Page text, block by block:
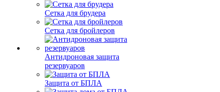
Сетка для брудера
Сетка для бройлеров
Антидроновая защита
резервуаров
Защита от БПЛА